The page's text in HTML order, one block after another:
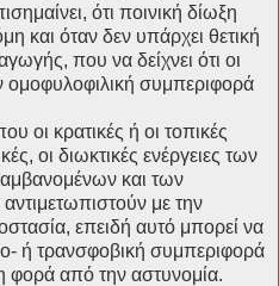
ότι ποινική δίωξη
και όταν δεν υπάρχει θετική
που να δείχνει ότι οι
ομοφυλοφιλική συμπεριφορά
οι κρατικές ή οι τοπικές
οι διωκτικές ενέργειες των
και των
με την
επειδή αυτό μπορεί να
ή τρανσφοβική συμπεριφορά
φορά από την αστυνομία.